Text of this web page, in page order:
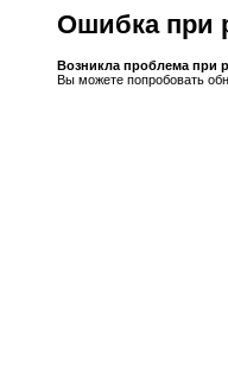
Ошибка при
Возникла проблема при
Вы можете попробовать